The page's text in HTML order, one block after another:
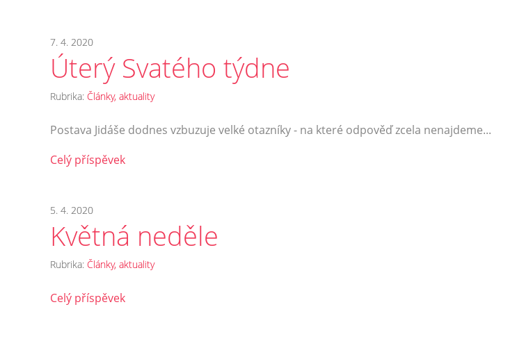
7. 4. 2020
Úterý Svatého týdne
Rubrika: Články, aktuality
Postava Jidáše dodnes vzbuzuje velké otazníky - na které odpověď zcela nenajdeme...
Celý příspěvek
5. 4. 2020
Květná neděle
Rubrika: Články, aktuality
Celý příspěvek